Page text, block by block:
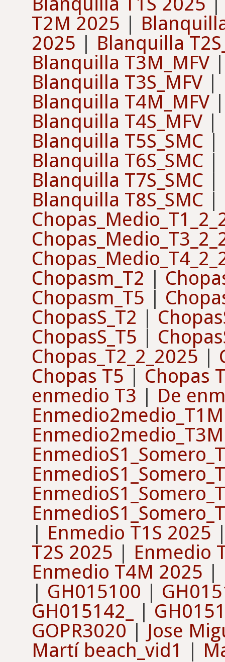
T2M 2025 |
2025 | Blanquilla
Blanquilla T3M_MFV
Blanquilla T3S_MFV |
Blanquilla T4M_MFV
Blanquilla T4S_MFV |
Blanquilla T5S_SMC |
Blanquilla T6S_SMC |
Blanquilla T7S_SMC |
Blanquilla T8S_SMC |
Chopasm_T2 |
Chopasm_T5 |
ChopasS_T2 |
ChopasS_T5 |
Chopas_T2_2_2025 |
Chopas T5 | Chopas
enmedio T3 | De
| Enmedio T1S 2025
T2S 2025 | Enmedio
Enmedio T4M 2025 |
| GH015100 |
GH015142_
|
GOPR3020 | Jose
Martí beach_vid1 |